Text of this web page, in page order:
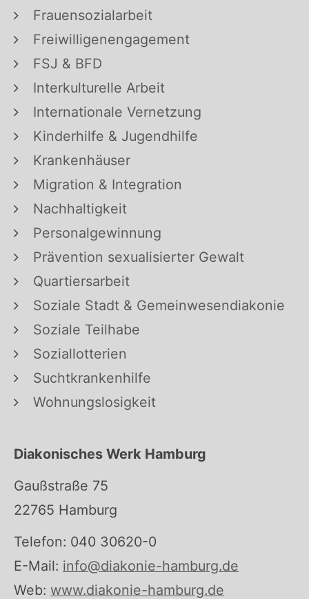
Frauensozialarbeit
Freiwilligenengagement
FSJ & BFD
Interkulturelle Arbeit
Internationale Vernetzung
Kinderhilfe & Jugendhilfe
Krankenhäuser
Migration & Integration
Nachhaltigkeit
Personalgewinnung
Prävention sexualisierter Gewalt
Quartiersarbeit
Soziale Stadt & Gemeinwesendiakonie
Soziale Teilhabe
Soziallotterien
Suchtkrankenhilfe
Wohnungslosigkeit
Diakonisches Werk Hamburg
Gaußstraße 75
22765 Hamburg
Telefon: 040 30620-0
E-Mail: info@diakonie-hamburg.de
Web: www.diakonie-hamburg.de